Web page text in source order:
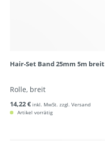
Hair-Set Band 25mm 5m breit
Rolle, breit
14,22 € inkl. MwSt. zzgl. Versand
Artikel vorrätig